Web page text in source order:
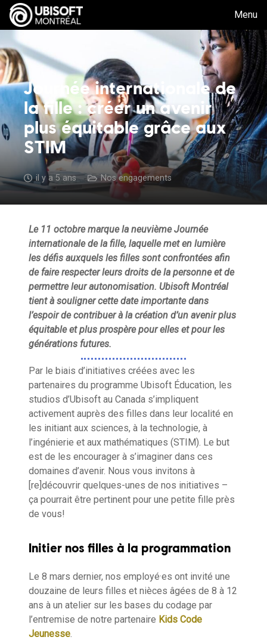
Menu
Journée internationale de
la fille : créer un avenir
plus équitable grâce aux
STIM
il y a 5 ans Nos engagements
Le 11 octobre marque la neuvième Journée
internationale de la fille, laquelle met en lumière
les défis auxquels les filles sont confrontées afin
de faire respecter leurs droits de la personne et de
permettre leur autonomisation. Ubisoft Montréal
tient à souligner cette date importante dans
l’espoir de contribuer à la création d’un avenir plus
équitable et plus prospère pour elles et pour les
générations futures.
Par le biais d’initiatives créées avec les
partenaires du programme Ubisoft Éducation, les
studios d’Ubisoft au Canada s’impliquent
activement auprès des filles dans leur localité en
les initiant aux sciences, à la technologie, à
l’ingénierie et aux mathématiques (STIM). Le but
est de les encourager à s’imaginer dans ces
domaines d’avenir. Nous vous invitons à
[re]découvrir quelques-unes de nos initiatives –
ça pourrait être pertinent pour une petite fille près
de vous!
Initier nos filles à la programmation
Le 8 mars dernier, nos employé·es ont invité une
douzaine de leurs filles et nièces âgées de 8 à 12
ans à un atelier sur les bases du codage par
l’entremise de notre partenaire Kids Code
Jeunesse